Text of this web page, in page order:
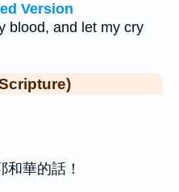
Version
blood, and let my cry
華的話！